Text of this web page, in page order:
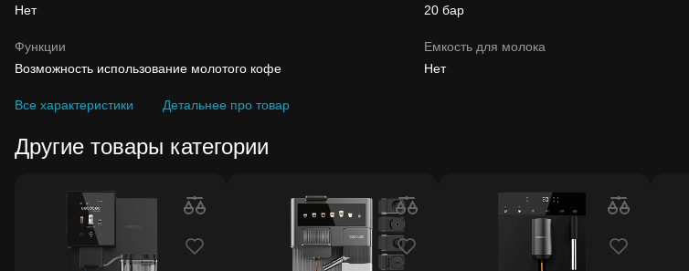
Нет
20 бар
Функции
Возможность использование молотого кофе
Емкость для молока
Нет
Все характеристики Детальнее про товар
Другие товары категории